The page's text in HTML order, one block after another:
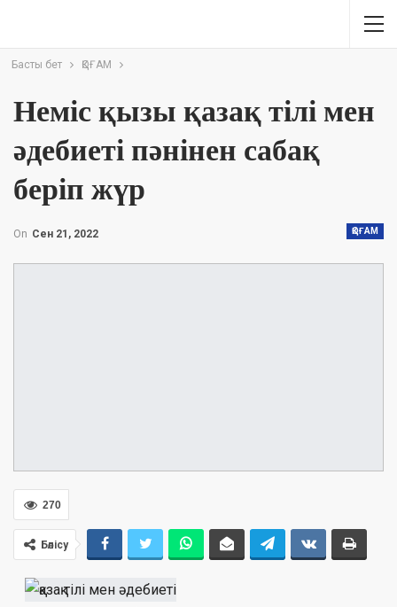
Басты бет ҚОҒАМ
Неміс қызы қазақ тілі мен
әдебиеті пәнінен сабақ
беріп жүр
ҚОҒАМ
On Сен 21, 2022
270
Бөлісу